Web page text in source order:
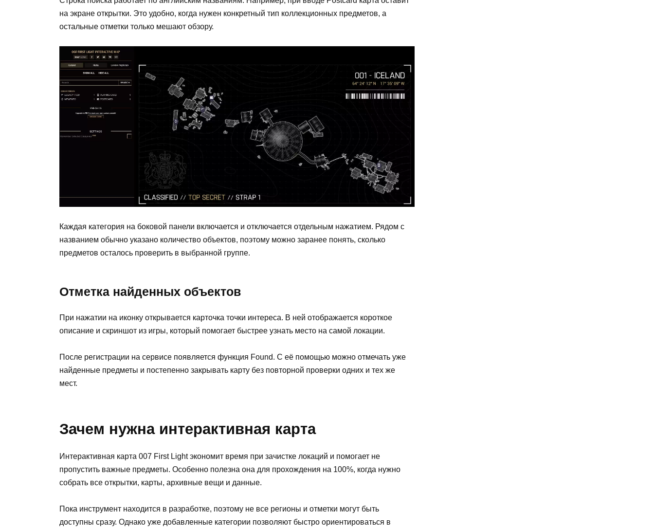
на экране открытки. Это удобно, когда нужен конкретный тип коллекционных предметов, а
остальные отметки только мешают обзору.
Каждая категория на боковой панели включается и отключается отдельным нажатием. Рядом с
названием обычно указано количество объектов, поэтому можно заранее понять, сколько
предметов осталось проверить в выбранной группе.
Отметка найденных объектов
При нажатии на иконку открывается карточка точки интереса. В ней отображается короткое
описание и скриншот из игры, который помогает быстрее узнать место на самой локации.
После регистрации на сервисе появляется функция Found. С её помощью можно отмечать уже
найденные предметы и постепенно закрывать карту без повторной проверки одних и тех же
мест.
Зачем нужна интерактивная карта
Интерактивная карта 007 First Light экономит время при зачистке локаций и помогает не
пропустить важные предметы. Особенно полезна она для прохождения на 100%, когда нужно
собрать все открытки, карты, архивные вещи и данные.
Пока инструмент находится в разработке, поэтому не все регионы и отметки могут быть
доступны сразу. Однако уже добавленные категории позволяют быстро ориентироваться в